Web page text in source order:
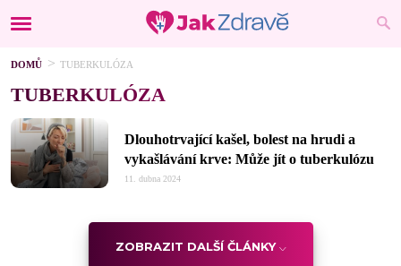
DOMŮ TUBERKULÓZA
TUBERKULÓZA
Dlouhotrvající kašel, bolest na hrudi a
vykašlávání krve: Může jít o tuberkulózu
11. dubna 2024
ZOBRAZIT DALŠÍ ČLÁNKY